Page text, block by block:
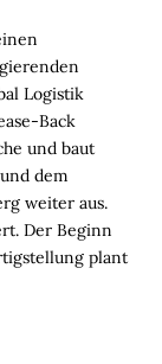
Logistik
Back
und baut
dem
weiter aus.
Der Beginn
plant